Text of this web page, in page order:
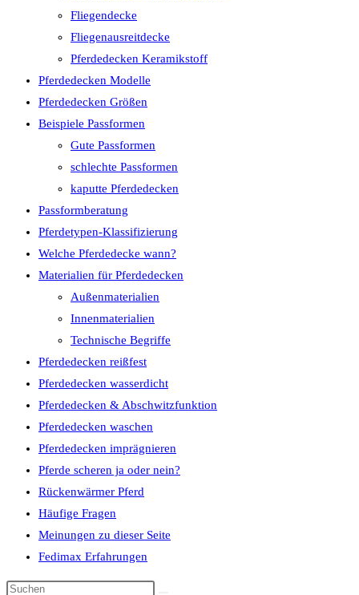
Fliegendecke
Fliegenausreitdecke
Pferdedecken Keramikstoff
Pferdedecken Modelle
Pferdedecken Größen
Beispiele Passformen
Gute Passformen
schlechte Passformen
kaputte Pferdedecken
Passformberatung
Pferdetypen-Klassifizierung
Welche Pferdedecke wann?
Materialien für Pferdedecken
Außenmaterialien
Innenmaterialien
Technische Begriffe
Pferdedecken reißfest
Pferdedecken wasserdicht
Pferdedecken & Abschwitzfunktion
Pferdedecken waschen
Pferdedecken imprägnieren
Pferde scheren ja oder nein?
Rückenwärmer Pferd
Häufige Fragen
Meinungen zu dieser Seite
Fedimax Erfahrungen
Diese